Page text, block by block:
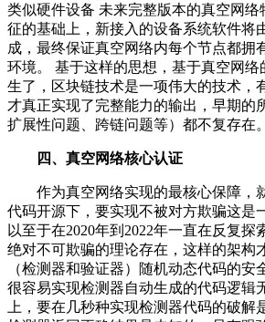
类似硬件设备 未来完整版本的真空网络
征的基础上，新接入的设备系统软件将
成，最终保证真空网络内每个节点都拥
环境。 基于这样的思想，基于真空网
生了，区块链技术是一项伟大的技术，
才真正实现了完整能力的输出，早期的
扩展性问题、跨链问题等）都不复存在。
四、真空网络核心认证
作为真空网络实现的最核心保障，
代码开源下，要实现不被对方欺骗这是
以至于在2020年到2022年一直在反复
绝对不可欺骗的理论存在，这样的架构
（检测器和验证器）随机动态代码的安
很容易实现检测器自动生成的代码逻辑
上，要在几秒种实现检测器代码的破解